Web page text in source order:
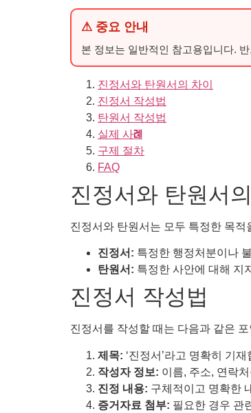
⚠ 중요 안내
본 정보는 일반적인 참고용입니다.
진정서와 탄원서의 차이
진정서 작성법
탄원서 작성법
실제 사례
구제 절차
FAQ
진정서와 탄원서의
진정서와 탄원서는 모두 특정한 목
진정서: 특정한 행정처분이나
탄원서: 특정한 사안에 대해 지
진정서 작성법
진정서를 작성할 때는 다음과 같은
제목: ‘진정서’라고 명확히 기재
작성자 정보: 이름, 주소, 연락
진정 내용: 구체적이고 명확한
증거자료 첨부: 필요한 경우 관